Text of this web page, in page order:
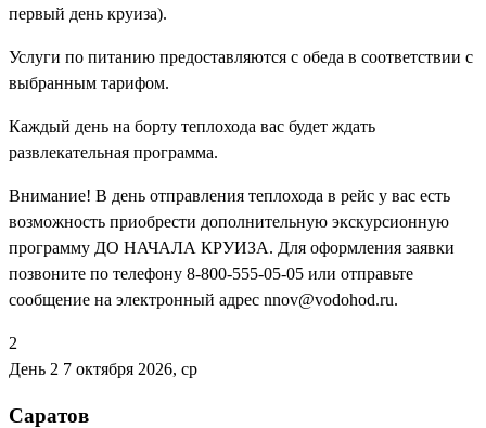
первый день круиза).
Услуги по питанию предоставляются с обеда в соответствии с
выбранным тарифом.
Каждый день на борту теплохода вас будет ждать
развлекательная программа.
Внимание! В день отправления теплохода в рейс у вас есть
возможность приобрести дополнительную экскурсионную
программу ДО НАЧАЛА КРУИЗА. Для оформления заявки
позвоните по телефону 8-800-555-05-05 или отправьте
сообщение на электронный адрес nnov@vodohod.ru.
2
День 2 7 октября 2026, ср
Саратов